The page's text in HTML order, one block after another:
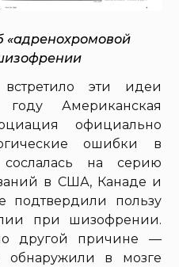
«адренохромовой
встретило эти идеи
Американская
официально
ошибки в
на серию
в США, Канаде и
подтвердили пользу
при шизофрении.
другой причине —
в мозге